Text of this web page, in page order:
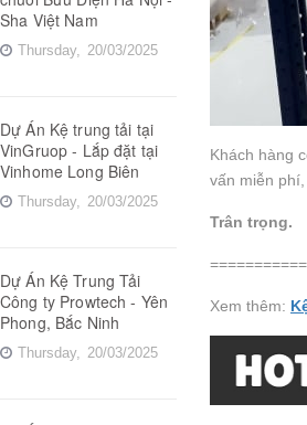
Khách hàng
vấn miễn
Trân trọng.
Xem thêm:
Sha Việt Nam
Thursday, 20/03/2025
Dự Án Kệ trung tải tại
VinGruop - Lắp đặt tại
Vinhome Long Biên
Thursday, 20/03/2025
Dự Án Kệ Trung Tải
Công ty Prowtech - Yên
Phong, Bắc Ninh
Thursday, 20/03/2025